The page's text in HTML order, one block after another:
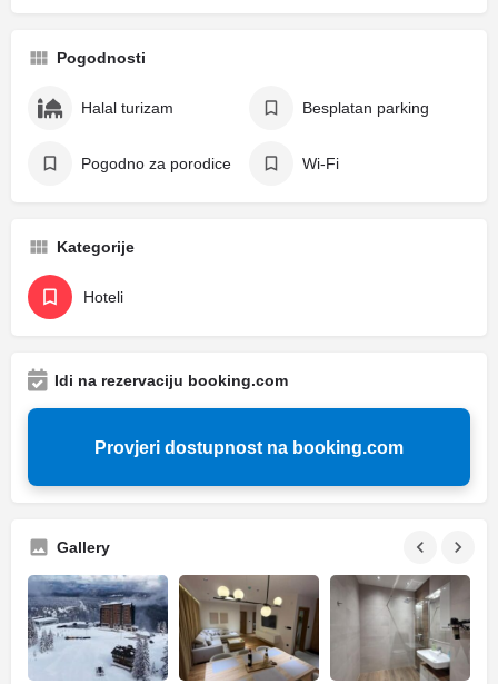
Pogodnosti
Halal turizam Besplatan parking
Pogodno za porodice Wi-Fi
Kategorije
Hoteli
Idi na rezervaciju booking.com
Provjeri dostupnost na booking.com
Gallery